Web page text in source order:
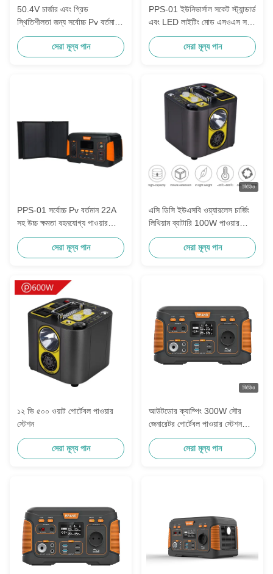
50.4V চার্জার এবং গ্রিড
স্থিতিশীলতা জন্য সর্বোচ্চ Pv বর্তমান
22A ব্যাটারি শক্তি স্টোরেজ স্টেশন
সেরা মূল্য পান
PPS-01 ইউনিভার্সাল সকেট স্ট্যান্ডার্ড
এবং LED লাইটিং মোড এসওএস সহ
পোর্টেবল পাওয়ার স্টেশন
সেরা মূল্য পান
PPS-01 সর্বোচ্চ Pv বর্তমান 22A
সহ উচ্চ ক্ষমতা বহনযোগ্য পাওয়ার
স্টেশন
সেরা মূল্য পান
ভিডিও
এসি ডিসি ইউএসবি ওয়্যারলেস চার্জিং
লিথিয়াম ব্যাটারি 100W পাওয়ার
জেনারেটর সৌর শক্তি ব্যাংক
আউটডোর ক্যাম্পিং ভ্রমণ পোর্টেবল
শক্তি
সেরা মূল্য পান
১২ ভি ৫০০ ওয়াট পোর্টেবল পাওয়ার
স্টেশন
সেরা মূল্য পান
ভিডিও
আউটডোর ক্যাম্পিং 300W সৌর
জেনারেটর পোর্টেবল পাওয়ার স্টেশন
14.8V 20.8ah মাল্টি ফাংশনাল
পাওয়ার স্টেশনসেরা মূল্য পান